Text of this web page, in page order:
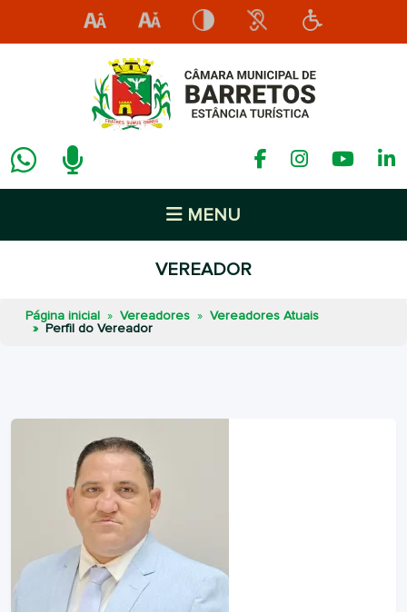
MENU
VEREADOR
Página inicial Vereadores
Vereadores Atuais
Perfil do Vereador